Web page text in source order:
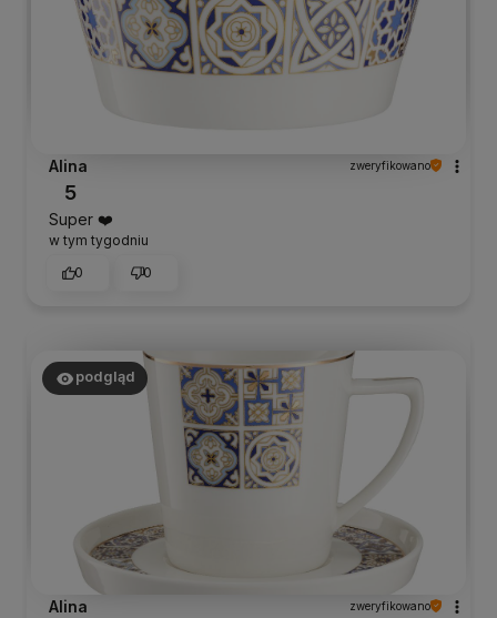
Alina zweryfikowano
5
Super ❤️
w tym tygodniu
0
0
podgląd
Alina zweryfikowano